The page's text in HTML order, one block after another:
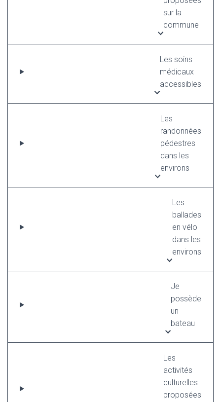
sur la
commune
Les soins
médicaux
accessibles
Les
randonnées
pédestres
dans les
environs
Les
ballades
en vélo
dans les
environs
Je
possède
un
bateau
Les
activités
culturelles
proposées